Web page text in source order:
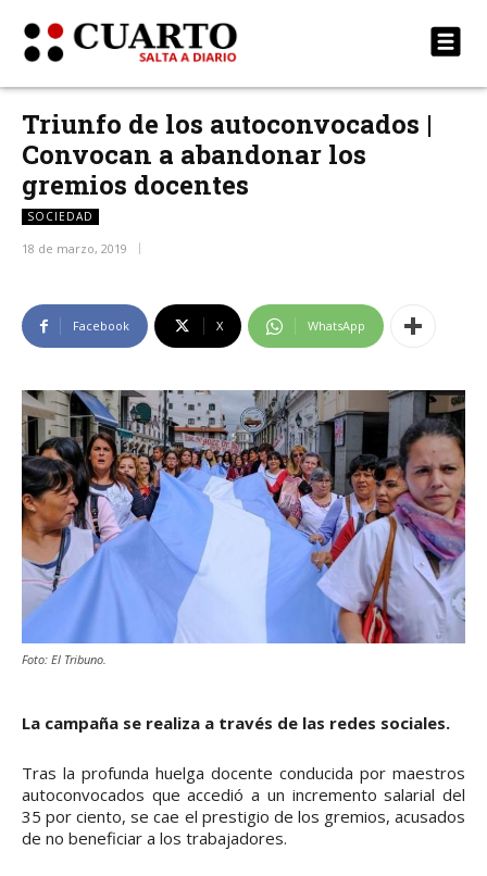
Triunfo de los autoconvocados |
Convocan a abandonar los
gremios docentes
SOCIEDAD
18 de marzo, 2019
Facebook X WhatsApp
Foto: El Tribuno.
La campaña se realiza a través de las redes sociales.
Tras la profunda huelga docente conducida por maestros
autoconvocados que accedió a un incremento salarial del
35 por ciento, se cae el prestigio de los gremios, acusados
de no beneficiar a los trabajadores.